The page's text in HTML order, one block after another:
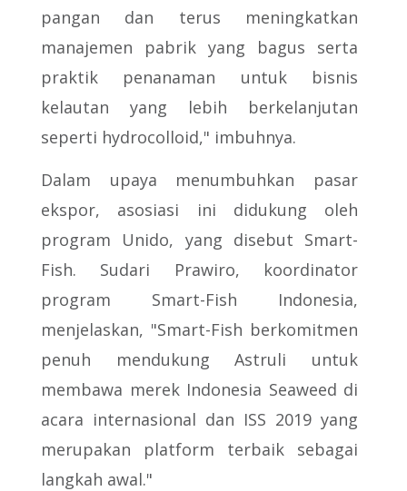
pangan dan terus meningkatkan
manajemen pabrik yang bagus serta
praktik penanaman untuk bisnis
kelautan yang lebih berkelanjutan
seperti hydrocolloid," imbuhnya.
Dalam upaya menumbuhkan pasar
ekspor, asosiasi ini didukung oleh
program Unido, yang disebut Smart-
Fish. Sudari Prawiro, koordinator
program Smart-Fish Indonesia,
menjelaskan, "Smart-Fish berkomitmen
penuh mendukung Astruli untuk
membawa merek Indonesia Seaweed di
acara internasional dan ISS 2019 yang
merupakan platform terbaik sebagai
langkah awal."